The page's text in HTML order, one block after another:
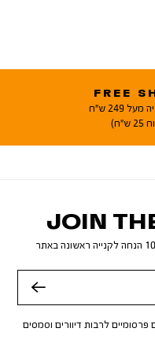
FREE
249 ש"ח
JOIN
לרבות דיוורים וסמסים